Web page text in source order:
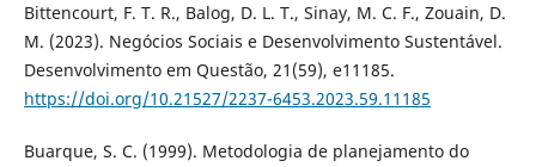
Bittencourt, F. T. R., Balog, D. L. T., Sinay, M. C. F., Zouain, D.
M. (2023). Negócios Sociais e Desenvolvimento Sustentável.
Desenvolvimento em Questão, 21(59), e11185.
https://doi.org/10.21527/2237-6453.2023.59.11185
Buarque, S. C. (1999). Metodologia de planejamento do